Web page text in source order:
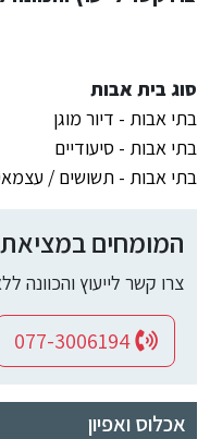
סוג בית אבות
בתי אבות - דיור מוגן
בתי אבות - סיעודיים
בתי אבות - תשושים /
המומחים במציאת
צרו קשר לייעוץ והכוונה
אכלוס ואפיון